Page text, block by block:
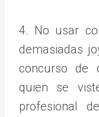
4. No usar
demasiadas
concurso de
quien se
profesional